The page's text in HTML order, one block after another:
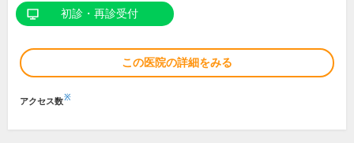
初診・再診受付
この医院の詳細をみる
アクセス数※